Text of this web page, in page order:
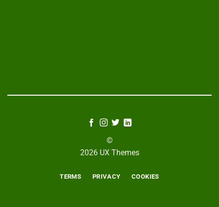
©
2026 UX Themes
TERMS PRIVACY COOKIES